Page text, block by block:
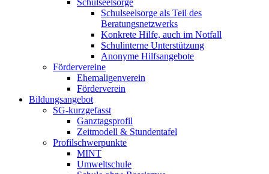
Schulseelsorge
Schulseelsorge als Teil des
Beratungsnetzwerks
Konkrete Hilfe, auch im Notfall
Schulinterne Unterstützung
Anonyme Hilfsangebote
Fördervereine
Ehemaligenverein
Förderverein
Bildungsangebot
SG-kurzgefasst
Ganztagsprofil
Zeitmodell & Stundentafel
Profilschwerpunkte
MINT
Umweltschule